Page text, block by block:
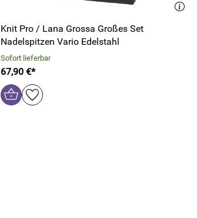
Knit Pro / Lana Grossa Großes Set
Nadelspitzen Vario Edelstahl
Sofort lieferbar
67,90 €*